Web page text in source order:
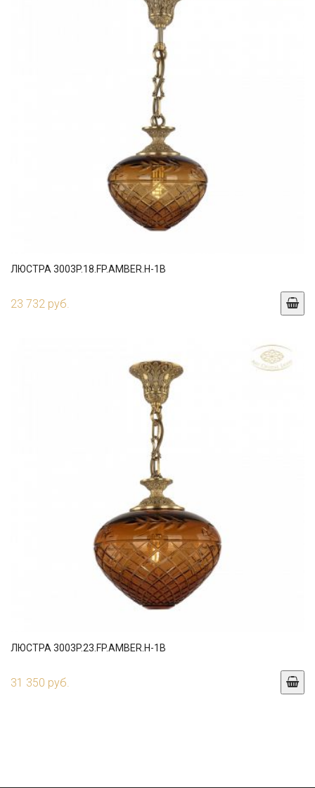
ЛЮСТРА 3003P.18.FP.AMBER.H-1B
23 732 руб.
ЛЮСТРА 3003P.23.FP.AMBER.H-1B
31 350 руб.